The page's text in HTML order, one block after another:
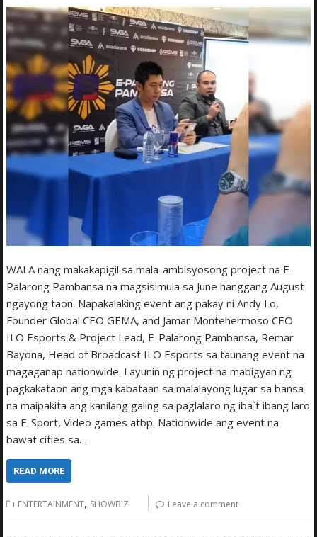
WALA nang makakapigil sa mala-ambisyosong project na E-
Palarong Pambansa na magsisimula sa June hanggang August
ngayong taon. Napakalaking event ang pakay ni Andy Lo,
Founder Global CEO GEMA, and Jamar Montehermoso CEO
ILO Esports & Project Lead, E-Palarong Pambansa, Remar
Bayona, Head of Broadcast ILO Esports sa taunang event na
magaganap nationwide. Layunin ng project na mabigyan ng
pagkakataon ang mga kabataan sa malalayong lugar sa bansa
na maipakita ang kanilang galing sa paglalaro ng iba`t ibang laro
sa E-Sport, Video games atbp. Nationwide ang event na
bawat cities sa…
READ MORE
ENTERTAINMENT, SHOWBIZ Leave a comment